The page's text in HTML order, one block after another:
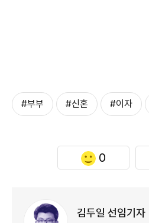
#부부 #신혼 #이자
0
김두일 선임기자